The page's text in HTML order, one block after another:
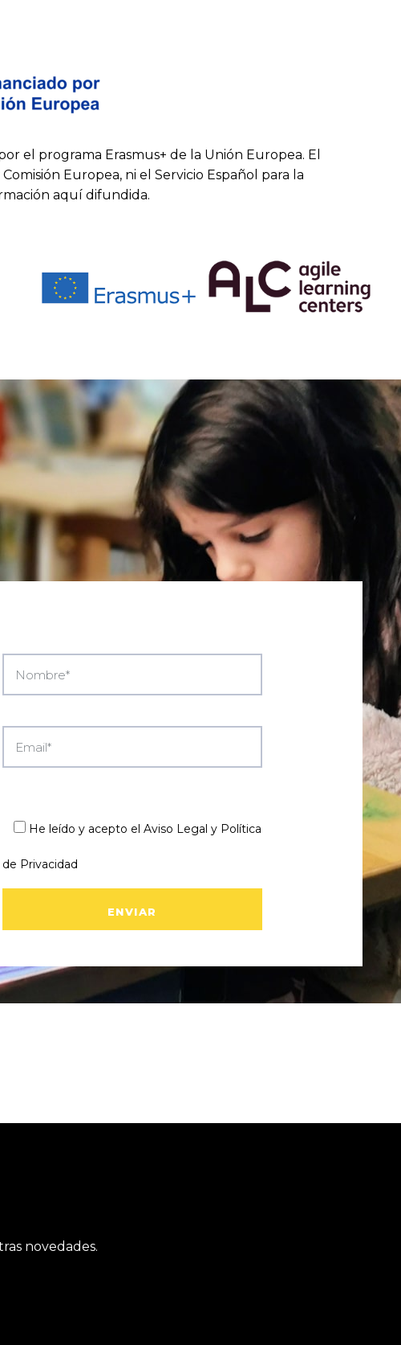
el programa Erasmus+ de la Unión Europea. El
Europea, ni el Servicio Español para la
aquí difundida.
He leído y acepto el Aviso Legal y Política
de Privacidad
novedades.